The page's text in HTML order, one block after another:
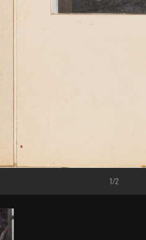
CCI/Hélène Mauri/Dist. GrandPalaisRmn
1/2